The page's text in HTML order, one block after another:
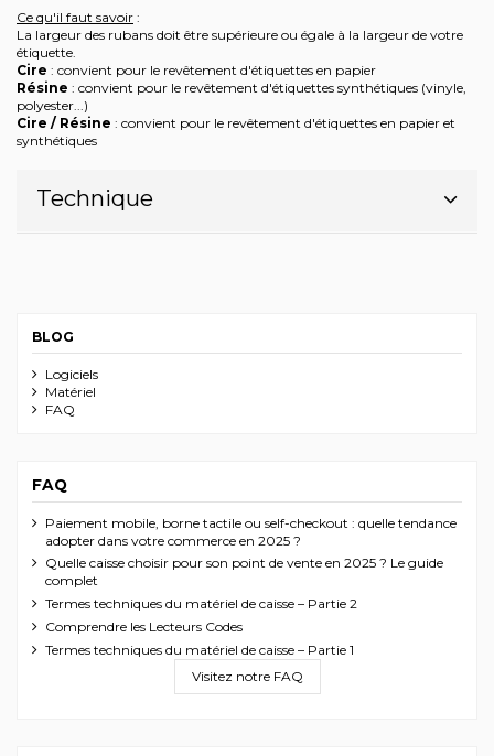
Ce qu'il faut savoir :
La largeur des rubans doit être supérieure ou égale à la largeur de votre
étiquette.
Cire : convient pour le revêtement d'étiquettes en papier
Résine : convient pour le revêtement d'étiquettes synthétiques (vinyle,
polyester...)
Cire / Résine : convient pour le revêtement d'étiquettes en papier et
synthétiques
Technique
BLOG
Logiciels
Matériel
FAQ
FAQ
Paiement mobile, borne tactile ou self-checkout : quelle tendance
adopter dans votre commerce en 2025 ?
Quelle caisse choisir pour son point de vente en 2025 ? Le guide
complet
Termes techniques du matériel de caisse – Partie 2
Comprendre les Lecteurs Codes
Termes techniques du matériel de caisse – Partie 1
Visitez notre FAQ